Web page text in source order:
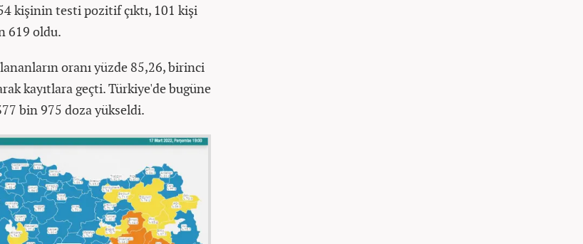
kişinin testi pozitif çıktı, 101 kişi
619 oldu.
oranı yüzde 85,26, birinci
kayıtlara geçti. Türkiye'de bugüne
bin 975 doza yükseldi.